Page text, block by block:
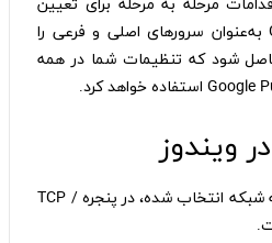
مرحله به مرحله برای تعیین
Google Public DNS Server به‌عنوان سرورهای اصلی و فرعی را
شود که تنظیمات شما در همه
تنظیمات DNS برای اتصال به شبکه انتخاب شده، در پنجره TCP /